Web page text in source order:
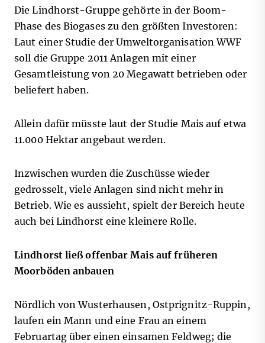
Die Lindhorst-Gruppe gehörte in der Boom-
Phase des Biogases zu den größten Investoren:
Laut einer Studie der Umweltorganisation WWF
soll die Gruppe 2011 Anlagen mit einer
Gesamtleistung von 20 Megawatt betrieben oder
beliefert haben.
Allein dafür müsste laut der Studie Mais auf etwa
11.000 Hektar angebaut werden.
Inzwischen wurden die Zuschüsse wieder
gedrosselt, viele Anlagen sind nicht mehr in
Betrieb. Wie es aussieht, spielt der Bereich heute
auch bei Lindhorst eine kleinere Rolle.
Lindhorst ließ offenbar Mais auf früheren
Moorböden anbauen
Nördlich von Wusterhausen, Ostprignitz-Ruppin,
laufen ein Mann und eine Frau an einem
Februartag über einen einsamen Feldweg; die